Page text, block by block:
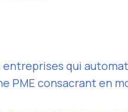
entreprises qui
PME consacrant en